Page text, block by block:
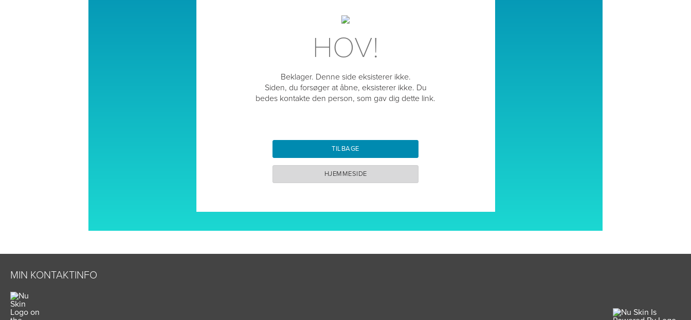
HOV!
Beklager. Denne side eksisterer ikke.
Siden, du forsøger at åbne, eksisterer ikke. Du
bedes kontakte den person, som gav dig dette link.
TILBAGE
HJEMMESIDE
MIN KONTAKTINFO